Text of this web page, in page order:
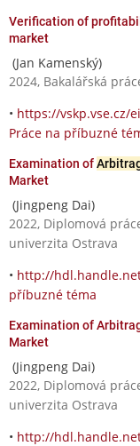
Verification of
market
(Jan Kamenský)
2024, Bakalářská
• https://vskp.vse.cz/
Práce na příbuzné
Examination of
Market
(Jingpeng Dai)
2022, Diplomová
univerzita Ostrava
• http://
příbuzné téma
Examination of
Market
(Jingpeng Dai)
2022, Diplomová
univerzita Ostrava
• http://